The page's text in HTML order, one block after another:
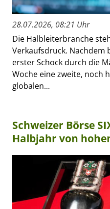
28.07.2026, 08:21 Uhr
Die Halbleiterbranche
Verkaufsdruck. Nachdem
erster Schock durch die
Woche eine zweite, noch
globalen...
Schweizer Börse
Halbjahr von